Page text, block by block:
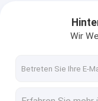
304 Wir